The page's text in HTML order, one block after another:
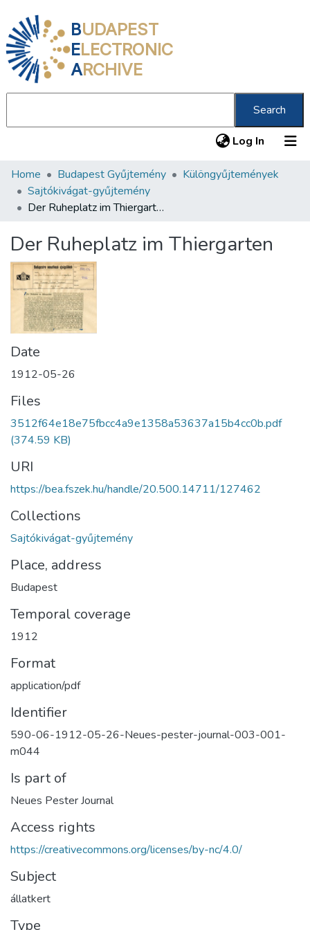
BUDAPEST
ELECTRONIC
ARCHIVE
Search
Log In (current)
Communities & Collections
All of DSpace
About us
Home Budapest Gyűjtemény
Különgyűjtemények
Sajtókivágat-gyűjtemény
Der Ruheplatz im Thiergarten
Der Ruheplatz im Thiergarten
Date
1912-05-26
Files
3512f64e18e75fbcc4a9e1358a53637a15b4cc0b.pdf
(374.59 KB)
URI
https://bea.fszek.hu/handle/20.500.14711/127462
Collections
Sajtókivágat-gyűjtemény
Place, address
Budapest
Temporal coverage
1912
Format
application/pdf
Identifier
590-06-1912-05-26-Neues-pester-journal-003-001-
m044
Is part of
Neues Pester Journal
Access rights
https://creativecommons.org/licenses/by-nc/4.0/
Subject
állatkert
Type